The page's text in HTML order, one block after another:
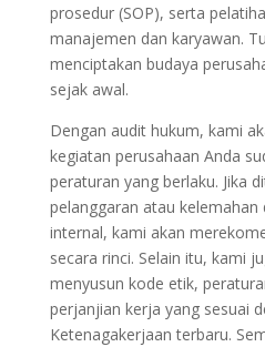
prosedur (SOP), serta
manajemen dan karyawan.
menciptakan budaya
sejak awal.
Dengan audit hukum, kami
kegiatan perusahaan Anda
peraturan yang berlaku. Jika
pelanggaran atau
internal, kami akan
secara rinci. Selain itu, kami
menyusun kode etik,
perjanjian kerja yang sesuai
Ketenagakerjaan terbaru.